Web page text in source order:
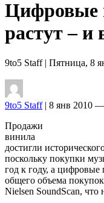
растут – и
9to5 Staff| Пятница, 8
9to5 Staff| 8 янв 2010
Продажи
винила
достигли
поскольку покупки
год к году, а цифровые
общего объема
Nielsen SoundScan, что